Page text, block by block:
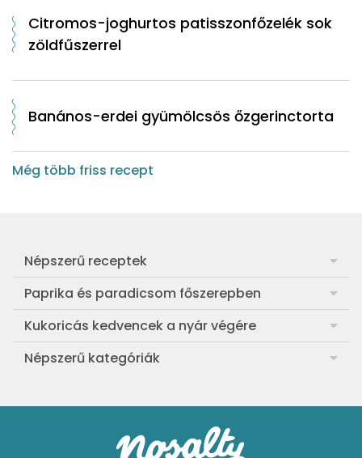
Citromos-joghurtos patisszonfőzelék sok
zöldfűszerrel
Banános-erdei gyümölcsös őzgerinctorta
Még több friss recept
Népszerű receptek
Frankfurti leves
Egyszerű muffin
Aranygaluska
Egyszerű krumplifőzelék
Klasszikus madártej
Paprika és paradicsom főszerepben
Pan con Tomate
Paradicsom és paprika eltevése télre
Paradicsomos húsgombóc
Paradicsomos flat tart leveles tésztából
Kukoricás kedvencek a nyár végére
Legfinomabb főtt kukorica
Bang bang kukorica
Szójás-vajas grillkukoricák
Népszerű kategóriák